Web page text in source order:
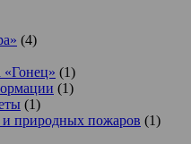
(4)
«Гонец» (1)
(1)
(1)
природных пожаров (1)